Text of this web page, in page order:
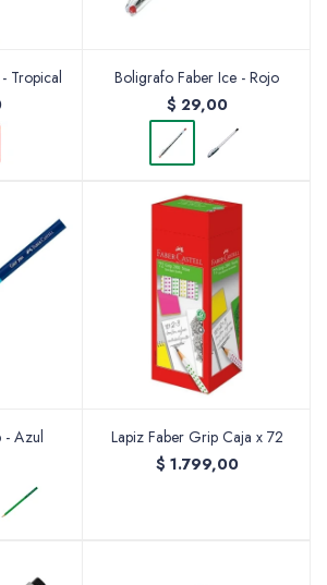
Tropical
Boligrafo Faber Ice - Rojo
$ 29,00
- Azul
Lapiz Faber Grip Caja x 72
$ 1.799,00
y Sorpresitas